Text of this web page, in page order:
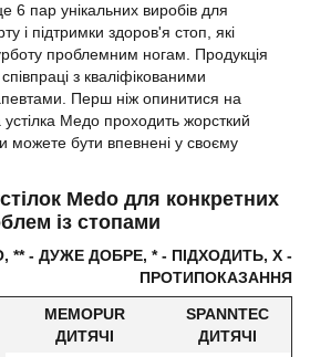
6 пар унікальних виробів для
і підтримки здоров'я стоп, які
проблемним ногам. Продукція
з кваліфікованими
Перш ніж опинитися на
устілка Медо проходить жорсткий
можете бути впевнені у своєму
Medo для конкретних
із стопами
** - ДУЖЕ ДОБРЕ, * - ПІДХОДИТЬ, X -
ПРОТИПОКАЗАННЯ
MEMOPUR
ДИТЯЧІ
SPANNTEC
ДИТЯЧІ